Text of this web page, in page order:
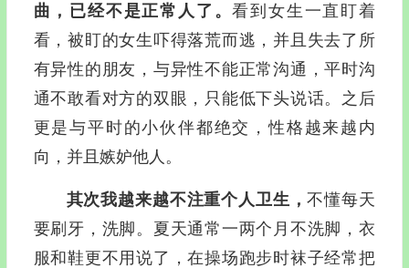
曲，已经不是正常人了。看到女生一直盯着
看，被盯的女生吓得落荒而逃，并且失去了所
有异性的朋友，与异性不能正常沟通，平时沟
通不敢看对方的双眼，只能低下头说话。之后
更是与平时的小伙伴都绝交，性格越来越内
向，并且嫉妒他人。
其次我越来越不注重个人卫生，不懂每天
要刷牙，洗脚。夏天通常一两个月不洗脚，衣
服和鞋更不用说了，在操场跑步时袜子经常把